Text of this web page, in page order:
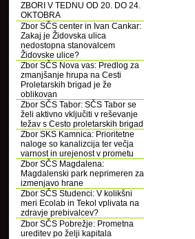
ZBORI V TEDNU OD 20. DO 24.
OKTOBRA
Zbor SČS center in Ivan Cankar:
Zakaj je Židovska ulica
nedostopna stanovalcem
Židovske ulice?
Zbor SČS Nova vas: Predlog za
zmanjšanje hrupa na Cesti
Proletarskih brigad je že
oblikovan
Zbor SČS Tabor: SČS Tabor se
želi aktivno vključiti v reševanje
težav s Cesto proletarskih brigad
Zbor SKS Kamnica: Prioritetne
naloge so kanalizcija ter večja
varnost in urejenost v prometu
Zbor SČS Magdalena:
Magdalenski park neprimeren za
izmenjavo hrane
Zbor SČS Studenci: V kolikšni
meri Ecolab in Tekol vplivata na
zdravje prebivalcev?
Zbor SČS Pobrežje: Prometna
ureditev po želji kapitala